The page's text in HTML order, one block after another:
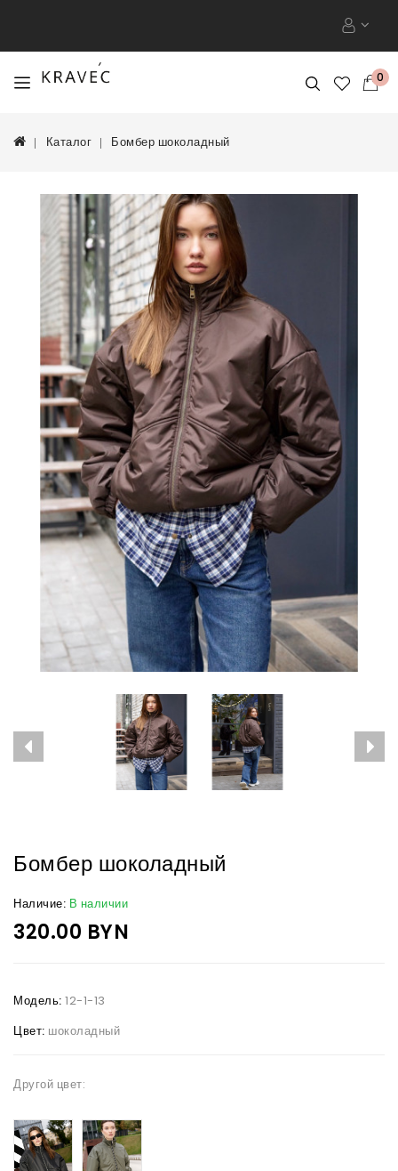
0
Каталог Бомбер шоколадный
Бомбер шоколадный
Наличие: В наличии
320.00 BYN
Модель: 12-1-13
Цвет: шоколадный
Другой цвет: